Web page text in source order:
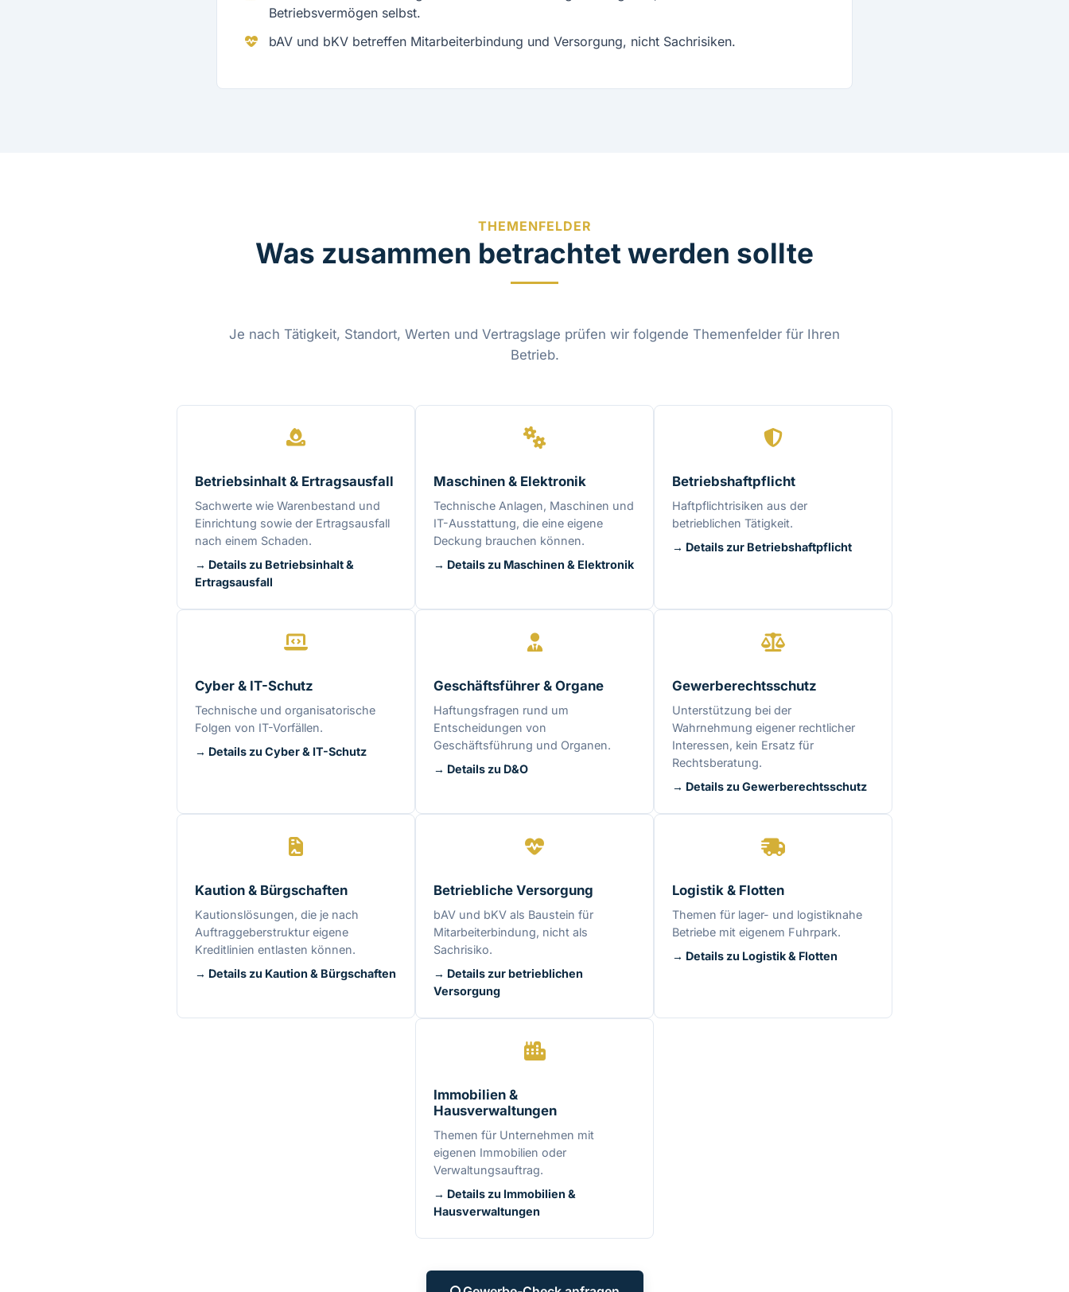
Betriebsvermögen selbst.
bAV und bKV betreffen Mitarbeiterbindung und Versorgung, nicht Sachrisiken.
THEMENFELDER
Was zusammen betrachtet werden sollte
Je nach Tätigkeit, Standort, Werten und Vertragslage prüfen wir folgende Themenfelder für Ihren
Betrieb.
Betriebsinhalt & Ertragsausfall
Sachwerte wie Warenbestand und
Einrichtung sowie der Ertragsausfall
nach einem Schaden.
→ Details zu Betriebsinhalt &
Ertragsausfall
Maschinen & Elektronik
Technische Anlagen, Maschinen und
IT-Ausstattung, die eine eigene
Deckung brauchen können.
→ Details zu Maschinen & Elektronik
Betriebshaftpflicht
Haftpflichtrisiken aus der
betrieblichen Tätigkeit.
→ Details zur Betriebshaftpflicht
Cyber & IT-Schutz
Technische und organisatorische
Folgen von IT-Vorfällen.
→ Details zu Cyber & IT-Schutz
Geschäftsführer & Organe
Haftungsfragen rund um
Entscheidungen von
Geschäftsführung und Organen.
→ Details zu D&O
Gewerberechtsschutz
Unterstützung bei der
Wahrnehmung eigener rechtlicher
Interessen, kein Ersatz für
Rechtsberatung.
→ Details zu Gewerberechtsschutz
Kaution & Bürgschaften
Kautionslösungen, die je nach
Auftraggeberstruktur eigene
Kreditlinien entlasten können.
→ Details zu Kaution & Bürgschaften
Betriebliche Versorgung
bAV und bKV als Baustein für
Mitarbeiterbindung, nicht als
Sachrisiko.
→ Details zur betrieblichen
Versorgung
Logistik & Flotten
Themen für lager- und logistiknahe
Betriebe mit eigenem Fuhrpark.
→ Details zu Logistik & Flotten
Immobilien &
Hausverwaltungen
Themen für Unternehmen mit
eigenen Immobilien oder
Verwaltungsauftrag.
→ Details zu Immobilien &
Hausverwaltungen